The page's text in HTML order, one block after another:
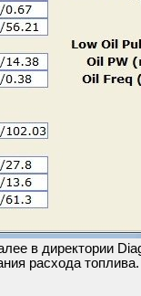
в директории
расхода топлива.